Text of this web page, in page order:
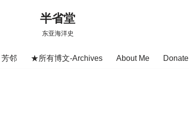
半省堂
东亚海洋史
芳邻 ★所有博文-Archives About Me Donate